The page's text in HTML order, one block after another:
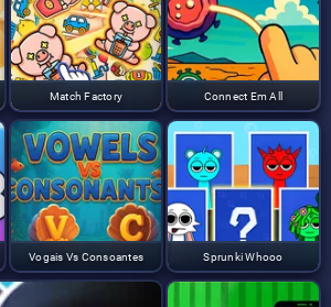
Match Factory Connect Em All
Vogais Vs Consoantes Sprunki Whooo